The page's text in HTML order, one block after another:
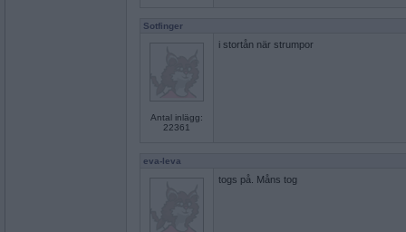
Sotfinger
Antal inlägg:
22361
i stortån när strumpor
eva-leva
togs på. Måns tog